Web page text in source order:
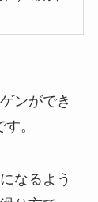
ンができ
。
なるよう